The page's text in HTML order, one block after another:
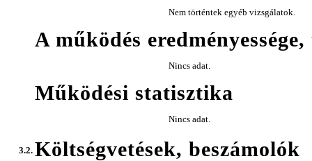
Nem történtek egyéb vizsgálatok.
A működés
Nincs adat.
Működési statisztika
Nincs adat.
3.2. Költségvetések, beszámolók